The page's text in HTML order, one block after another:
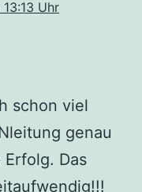
Uhr
schon viel
genau
Das